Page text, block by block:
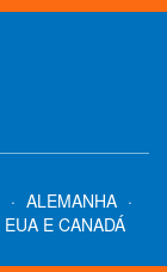
· ALEMANHA ·
EUA E CANADÁ